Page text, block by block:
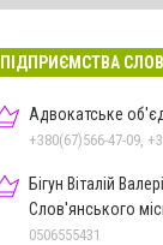
ПІДПРИЄМСТВА
Адвокатське
+380(67)566-47-09,
Бігун Віталій
Слов'янського
Дон.обл.
0506555431